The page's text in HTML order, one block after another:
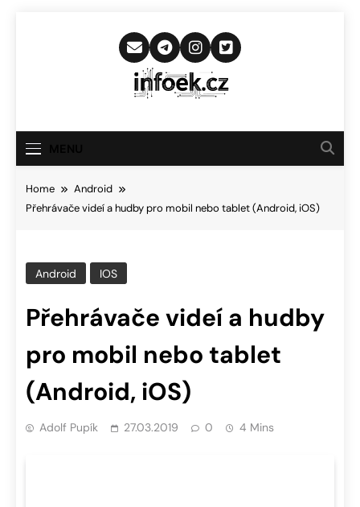
Infoek.cz
Novinkám
Home
Android
Přehrávače videí a hudby pro mobil nebo tablet (Android, iOS)
Android IOS
Přehrávače videí a hudby
pro mobil nebo tablet
(Android, iOS)
Adolf Pupík 27.03.2019 0 4 Mins